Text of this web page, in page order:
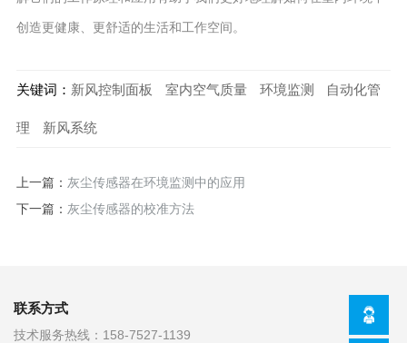
创造更健康、更舒适的生活和工作空间。
关键词： 新风控制面板 室内空气质量 环境监测 自动化管
理 新风系统
上一篇： 灰尘传感器在环境监测中的应用
下一篇： 灰尘传感器的校准方法
联系方式
技术服务热线： 158-7527-1139